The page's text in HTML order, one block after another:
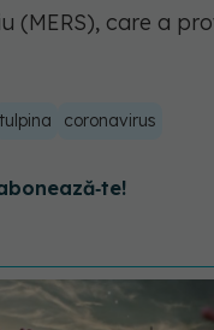
(MERS), care a
tulpina coronavirus